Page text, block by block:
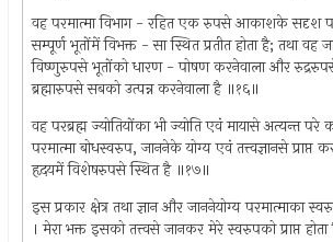
वह परमात्मा विभाग - रहित एक रुपसे आकाशके सदृश
सम्पूर्ण भूतोंमें विभक्त - सा स्थित प्रतीत होता है; तथा वह
विष्णुरुपसे भूतोंको धारण - पोषण करनेवाला और
ब्रह्मारुपसे सबको उत्पन्न करनेवाला है ॥१६॥
वह परब्रह्म ज्योतियोंका भी ज्योति एवं मायासे अत्यन्त परे
परमात्मा बोधस्वरुप, जाननेके योग्य एवं तत्त्वज्ञानसे
हृदयमें विशेषरुपसे स्थित है ॥१७॥
इस प्रकार क्षेत्र तथा ज्ञान और जाननेयोग्य परमात्माका
। मेरा भक्त इसको तत्त्वसे जानकर मेरे स्वरुपको प्राप्त